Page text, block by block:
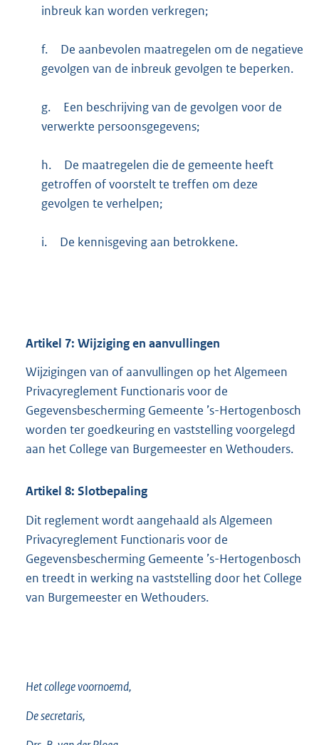
inbreuk kan worden verkregen;
f.
De aanbevolen maatregelen om de negatieve
gevolgen van de inbreuk gevolgen te beperken.
g.
Een beschrijving van de gevolgen voor de
verwerkte persoonsgegevens;
h.
De maatregelen die de gemeente heeft
getroffen of voorstelt te treffen om deze
gevolgen te verhelpen;
i. De kennisgeving aan betrokkene.
Artikel 7: Wijziging en aanvullingen
Wijzigingen van of aanvullingen op het Algemeen
Privacyreglement Functionaris voor de
Gegevensbescherming Gemeente ’s-Hertogenbosch
worden ter goedkeuring en vaststelling voorgelegd
aan het College van Burgemeester en Wethouders.
Artikel 8: Slotbepaling
Dit reglement wordt aangehaald als Algemeen
Privacyreglement Functionaris voor de
Gegevensbescherming Gemeente ’s-Hertogenbosch
en treedt in werking na vaststelling door het College
van Burgemeester en Wethouders.
Het college voornoemd,
De secretaris,